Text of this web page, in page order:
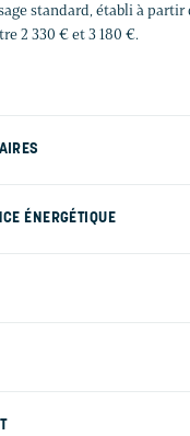
standard, établi à partir
2 330 € et 3 180 €.
ÉNERGÉTIQUE